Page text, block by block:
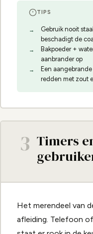
TIPS
Gebruik nooit
beschadigt de
Bakpoeder +
aanbrander op
Een
redden met zout
3 Timers
Het merendeel van
afleiding. Telefoon